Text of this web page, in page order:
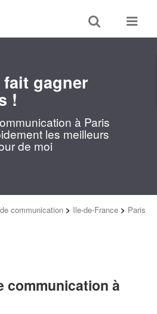
Toggle
search
Toggle
gagner
!
à Paris
les meilleurs
de moi
communication > Ile-de-France > Paris
communication à